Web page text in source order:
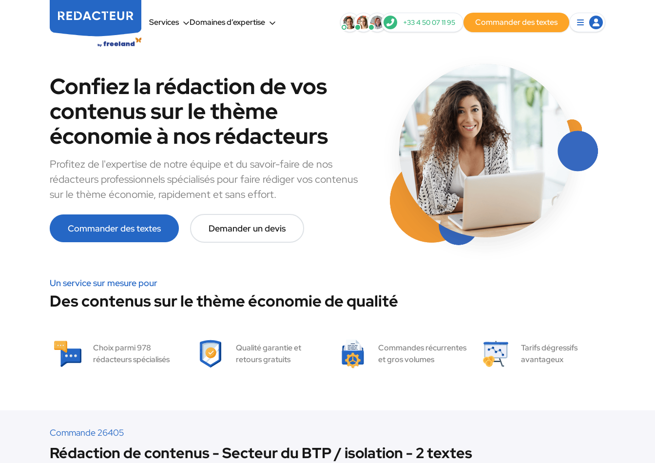
Services Domaines d’expertise +33 4 50 07 11 95 Commander des textes
Confiez la rédaction de vos
contenus sur le thème
économie à nos rédacteurs
Profitez de l'expertise de notre équipe et du savoir-faire de nos
rédacteurs professionnels spécialisés pour faire rédiger vos contenus
sur le thème économie, rapidement et sans effort.
Commander des textes Demander un devis
Un service sur mesure pour
Des contenus sur le thème économie de qualité
Choix parmi 978
rédacteurs spécialisés
Qualité garantie et
retours gratuits
Commandes récurrentes
et gros volumes
Tarifs dégressifs
avantageux
Commande 26405
Rédaction de contenus - Secteur du BTP / isolation - 2 textes